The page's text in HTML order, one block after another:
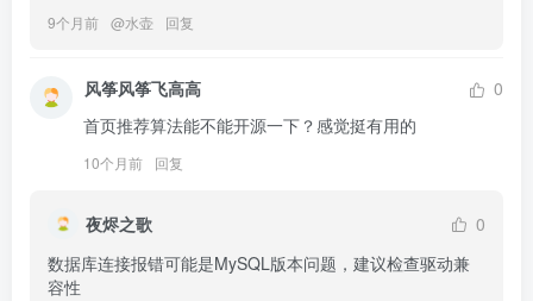
9个月前 @水壶 回复
风筝风筝飞高高
0
首页推荐算法能不能开源一下？感觉挺有用的
10个月前 回复
夜烬之歌
0
数据库连接报错可能是MySQL版本问题，建议检查驱动兼
容性